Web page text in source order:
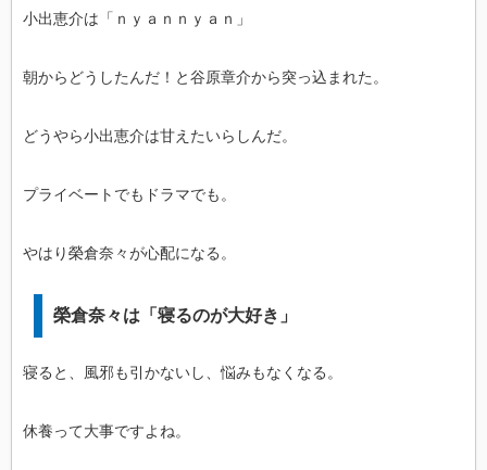
小出恵介は「ｎｙａｎｎｙａｎ」
朝からどうしたんだ！と谷原章介から突っ込まれた。
どうやら小出恵介は甘えたいらしんだ。
プライベートでもドラマでも。
やはり榮倉奈々が心配になる。
榮倉奈々は「寝るのが大好き」
寝ると、風邪も引かないし、悩みもなくなる。
休養って大事ですよね。